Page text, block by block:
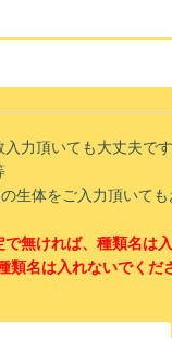
力頂いても大丈夫です
生体をご入力頂いて
無ければ、種類名は
名は入れないでくだ